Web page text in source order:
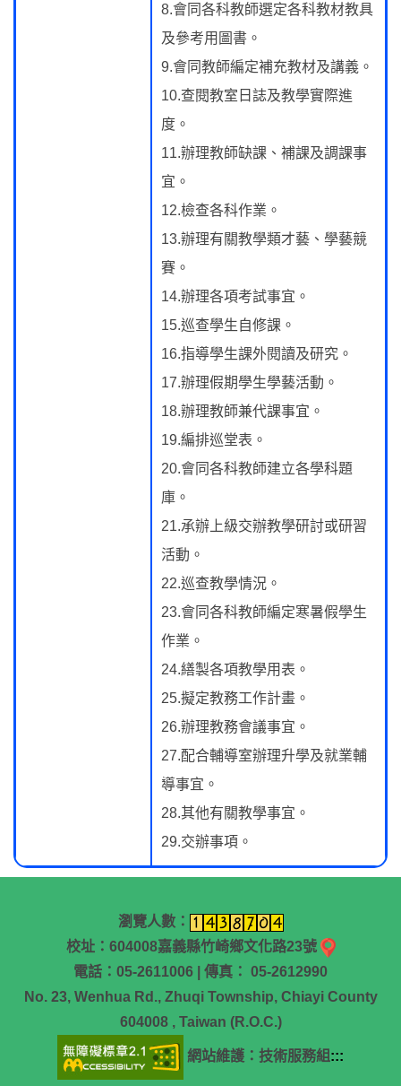
8.會同各科教師選定各科教材教具
及參考用圖書。
9.會同教師編定補充教材及講義。
10.查閱教室日誌及教學實際進
度。
11.辦理教師缺課、補課及調課事
宜。
12.檢查各科作業。
13.辦理有關教學類才藝、學藝競
賽。
14.辦理各項考試事宜。
15.巡查學生自修課。
16.指導學生課外閱讀及研究。
17.辦理假期學生學藝活動。
18.辦理教師兼代課事宜。
19.編排巡堂表。
20.會同各科教師建立各學科題
庫。
21.承辦上級交辦教學研討或研習
活動。
22.巡查教學情況。
23.會同各科教師編定寒暑假學生
作業。
24.繕製各項教學用表。
25.擬定教務工作計畫。
26.辦理教務會議事宜。
27.配合輔導室辦理升學及就業輔
導事宜。
28.其他有關教學事宜。
29.交辦事項。
瀏覽人數：
校址：604008嘉義縣竹崎鄉文化路23號
電話：05-2611006 | 傳真： 05-2612990
No. 23, Wenhua Rd., Zhuqi Township, Chiayi County
604008 , Taiwan (R.O.C.)
網站維護：技術服務組 :::